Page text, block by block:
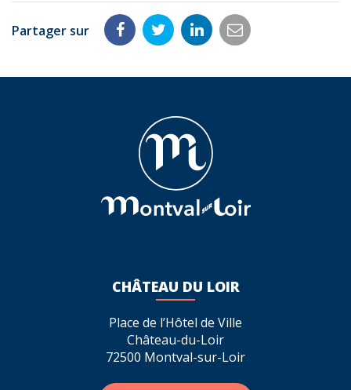
Partager sur
Partager
Facebook
Partager
Twitter
Partager
LinkedIn
Partager
email
CHÂTEAU DU LOIR
Place de l’Hôtel de Ville
Château-du-Loir
72500 Montval-sur-Loir